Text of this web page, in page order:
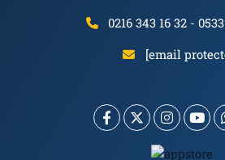
0216 343 16 32 -
[email